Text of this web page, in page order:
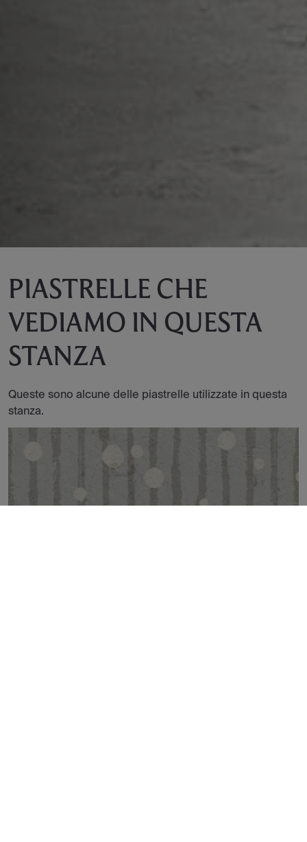
PIASTRELLE CHE
VEDIAMO IN QUESTA
STANZA
Queste sono alcune delle piastrelle utilizzate in questa
stanza.